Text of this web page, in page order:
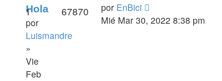
Hola
por
Luismandre
»
Vie
Feb
1 67870 por EnBici
Mié Mar 30, 2022 8:38 pm